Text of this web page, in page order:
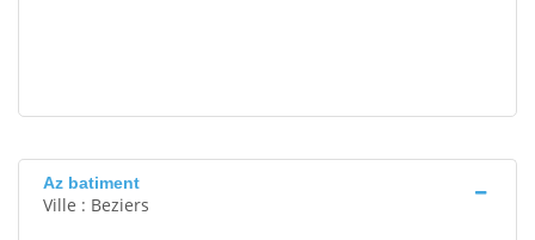
Az batiment
Ville : Beziers